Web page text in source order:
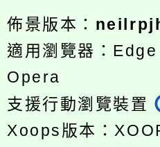
佈景版本：
適用瀏覽器：
Opera
支援行動瀏覽裝置
Xoops版本：